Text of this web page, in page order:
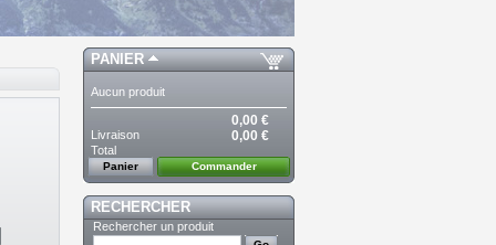
PANIER
Aucun produit
0,00 €
Livraison 0,00 €
Total
Panier Commander
RECHERCHER
Rechercher un produit